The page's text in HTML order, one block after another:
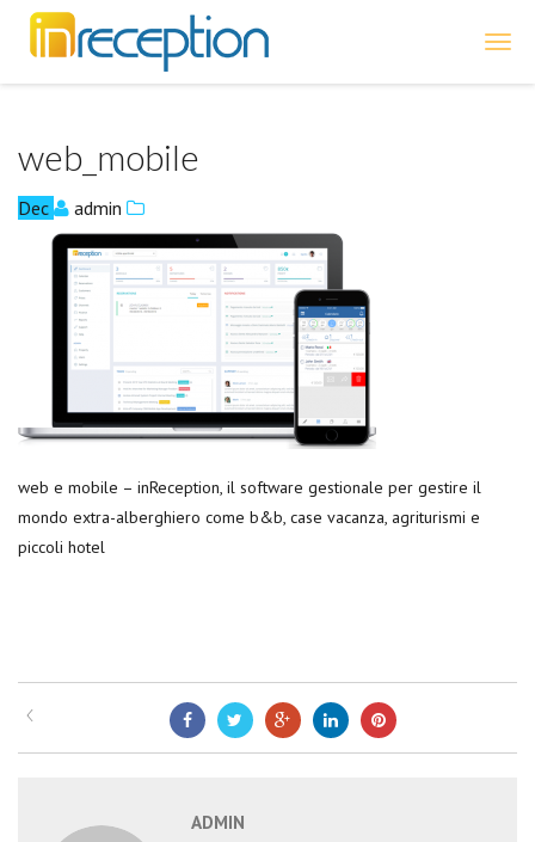
web_mobile
Dec admin
web e mobile – inReception, il software gestionale per gestire il
mondo extra-alberghiero come b&b, case vacanza, agriturismi e
piccoli hotel
ADMIN